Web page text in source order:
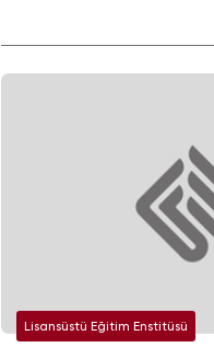
Lisansüstü Eğitim Enstitüsü